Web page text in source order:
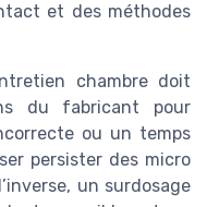
et des méthodes
chambre doit
du fabricant pour
ou un temps
persister des micro
un surdosage